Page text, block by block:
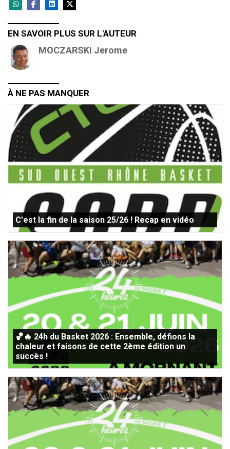
EN SAVOIR PLUS SUR L'AUTEUR
MOCZARSKI Jerome
À NE PAS MANQUER
C'est la fin de la saison 25/26 ! Recap en vidéo
🏀🔥 24h du Basket 2026 : Ensemble, défions la
chaleur et faisons de cette 2ème édition un
succès !